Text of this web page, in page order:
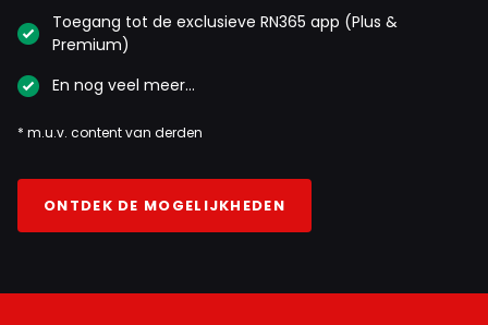
Toegang tot de exclusieve RN365 app (Plus &
Premium)
En nog veel meer…
* m.u.v. content van derden
ONTDEK DE MOGELIJKHEDEN